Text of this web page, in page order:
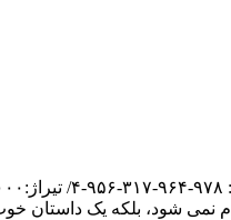
نمی شود، بلکه یک داستان